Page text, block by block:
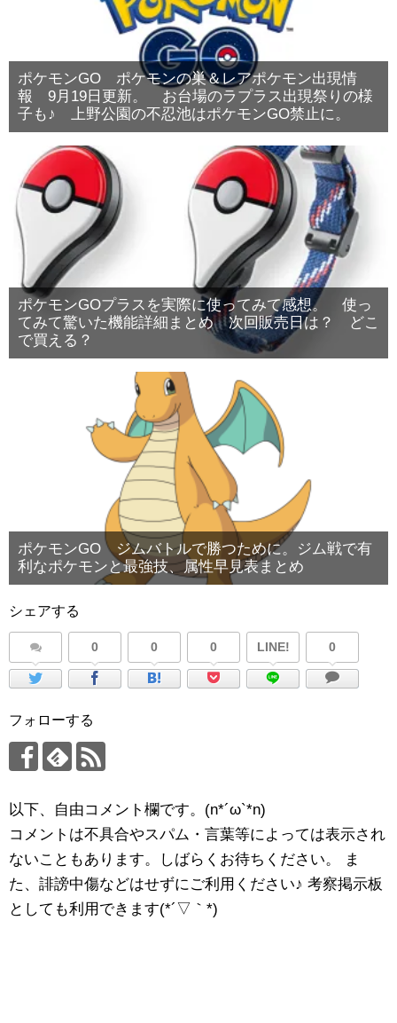
ポケモンGO ポケモンの巣＆レアポケモン出現情
報 9月19日更新。 お台場のラプラス出現祭りの様
子も♪ 上野公園の不忍池はポケモンGO禁止に。
ポケモンGOプラスを実際に使ってみて感想。 使っ
てみて驚いた機能詳細まとめ 次回販売日は？ どこ
で買える？
ポケモンGO ジムバトルで勝つために。ジム戦で有
利なポケモンと最強技、属性早見表まとめ
シェアする
0 0 0 LINE! 0
フォローする
以下、自由コメント欄です。(n*´ω`*n)
コメントは不具合やスパム・言葉等によっては表示され
ないこともあります。しばらくお待ちください。 ま
た、誹謗中傷などはせずにご利用ください♪ 考察掲示板
としても利用できます(*´▽｀*)